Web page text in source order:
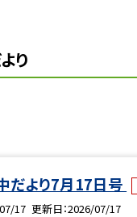
り
だより7月17日号
17 更新日 2026/07/17